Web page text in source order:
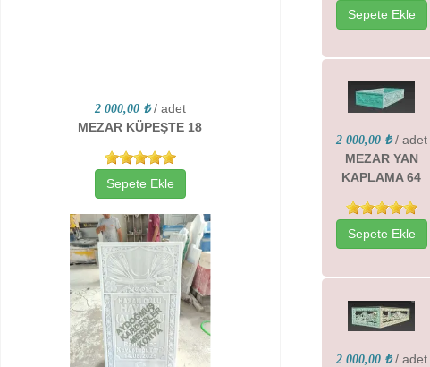
2 000,00 ₺ / adet
MEZAR KÜPEŞTE 18
Sepete Ekle
Sepete Ekle
2 000,00 ₺ / adet
MEZAR YAN
KAPLAMA 64
Sepete Ekle
2 000,00 ₺ / adet